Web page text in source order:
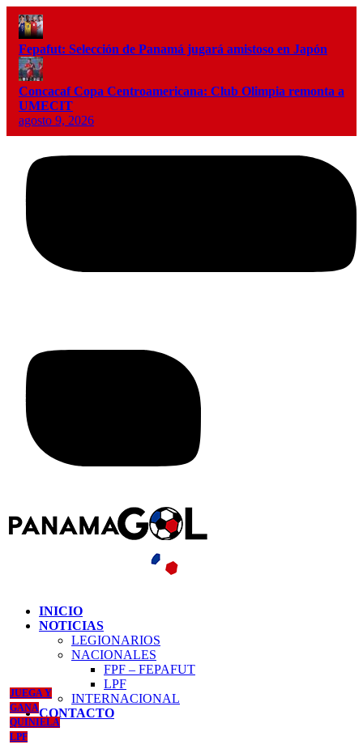
Fepafut: Selección de Panamá jugará amistoso en Japón
Concacaf Copa Centroamericana: Club Olimpia remonta a
UMECIT
agosto 9, 2026
INICIO
NOTICIAS
LEGIONARIOS
NACIONALES
FPF – FEPAFUT
LPF
INTERNACIONAL
CONTACTO
JUEGA Y
GANA
QUINIELA
LPF